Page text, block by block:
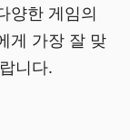
양한 게임의
게 가장 잘 맞
니다.